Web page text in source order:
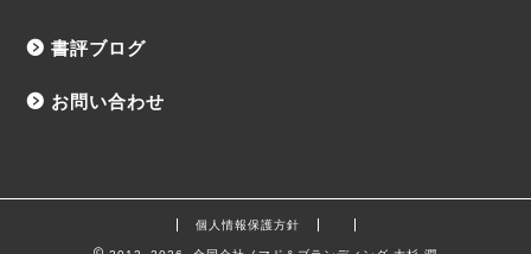
書評ブログ
お問い合わせ
個人情報保護方針